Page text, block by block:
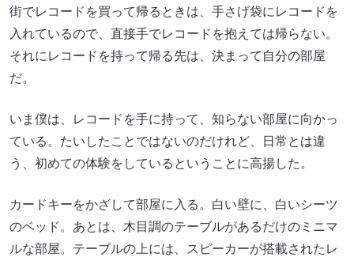
街でレコードを買って帰るときは、手さげ袋にレコードを
入れているので、直接手でレコードを抱えては帰らない。
それにレコードを持って帰る先は、決まって自分の部屋
だ。
いま僕は、レコードを手に持って、知らない部屋に向かっ
ている。たいしたことではないのだけれど、日常とは違
う、初めての体験をしているということに高揚した。
カードキーをかざして部屋に入る。白い壁に、白いシーツ
のベッド。あとは、木目調のテーブルがあるだけのミニマ
ルな部屋。テーブルの上には、スピーカーが搭載されたレ